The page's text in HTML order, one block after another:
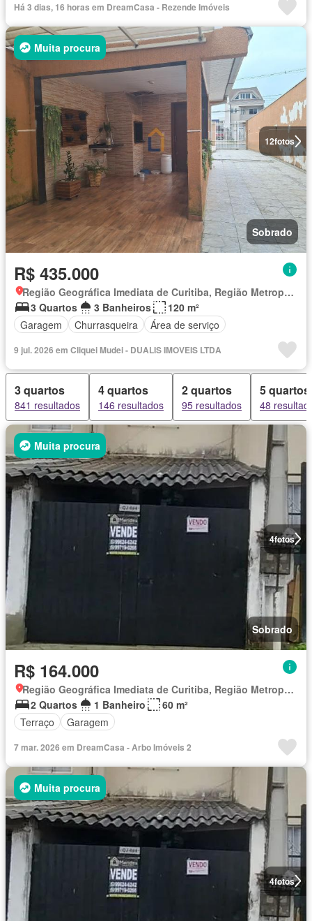
Há 3 dias, 16 horas em DreamCasa - Rezende Imóveis
12fotos
Muita procura
Sobrado
R$ 435.000
Região Geográfica Imediata de Curitiba, Região Metropolitana de Curitiba
3 Quartos
3 Banheiros
120 m²
Garagem
Churrasqueira Área de serviço
9 jul. 2026 em Cliquei Mudei - DUALIS IMOVEIS LTDA
3 quartos
841 resultados
4 quartos
146 resultados
2 quartos
95 resultados
5 quartos
48
4fotos
Muita procura
Sobrado
R$ 164.000
Região Geográfica Imediata de Curitiba, Região Metropolitana de Curitiba
2 Quartos
1 Banheiro
60 m²
Terraço
Garagem
7 mar. 2026 em DreamCasa - Arbo Imóveis 2
4fotos
Muita procura